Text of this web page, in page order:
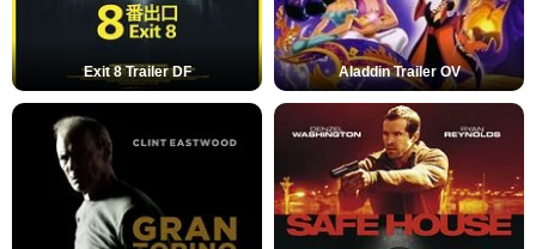
Exit 8 Trailer DF Aladdin Trailer OV